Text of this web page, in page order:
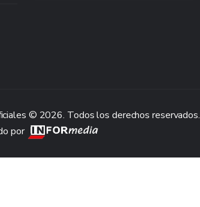
© 2026. Todos los derechos reservados.
por